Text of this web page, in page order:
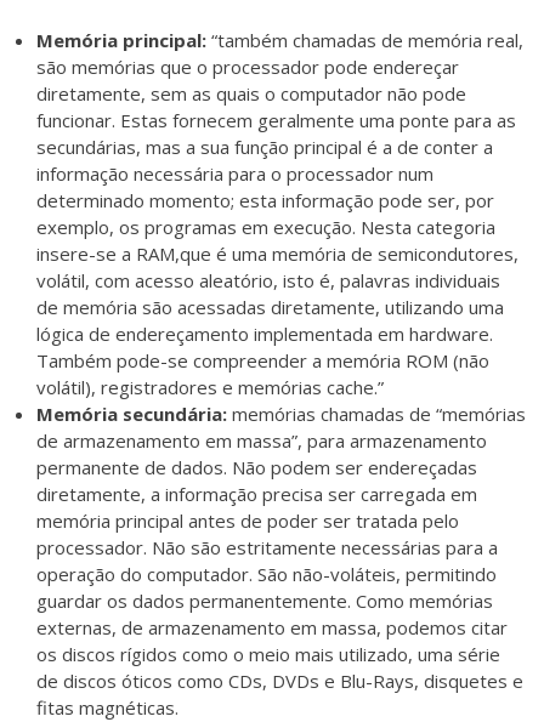
Memória principal: “também chamadas de memória real,
são memórias que o processador pode endereçar
diretamente, sem as quais o computador não pode
funcionar. Estas fornecem geralmente uma ponte para as
secundárias, mas a sua função principal é a de conter a
informação necessária para o processador num
determinado momento; esta informação pode ser, por
exemplo, os programas em execução. Nesta categoria
insere-se a RAM,que é uma memória de semicondutores,
volátil, com acesso aleatório, isto é, palavras individuais
de memória são acessadas diretamente, utilizando uma
lógica de endereçamento implementada em hardware.
Também pode-se compreender a memória ROM (não
volátil), registradores e memórias cache.”
Memória secundária: memórias chamadas de “memórias
de armazenamento em massa”, para armazenamento
permanente de dados. Não podem ser endereçadas
diretamente, a informação precisa ser carregada em
memória principal antes de poder ser tratada pelo
processador. Não são estritamente necessárias para a
operação do computador. São não-voláteis, permitindo
guardar os dados permanentemente. Como memórias
externas, de armazenamento em massa, podemos citar
os discos rígidos como o meio mais utilizado, uma série
de discos óticos como CDs, DVDs e Blu-Rays, disquetes e
fitas magnéticas.